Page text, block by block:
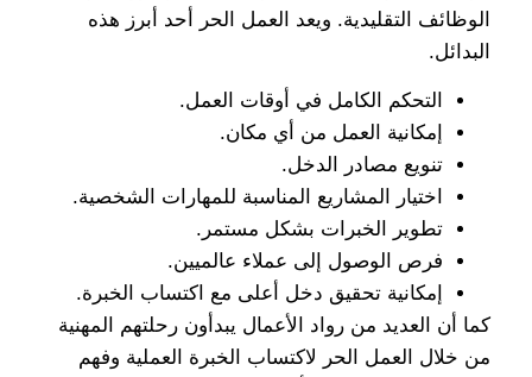
الوظائف التقليدية. ويعد العمل الحر أحد أبرز هذه
البدائل.
التحكم الكامل في أوقات العمل.
إمكانية العمل من أي مكان.
تنويع مصادر الدخل.
اختيار المشاريع المناسبة للمهارات الشخصية.
تطوير الخبرات بشكل مستمر.
فرص الوصول إلى عملاء عالميين.
إمكانية تحقيق دخل أعلى مع اكتساب الخبرة.
كما أن العديد من رواد الأعمال يبدأون رحلتهم المهنية
من خلال العمل الحر لاكتساب الخبرة العملية وفهم